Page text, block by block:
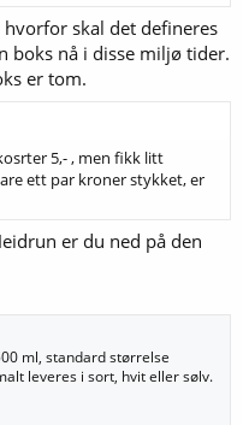
hvorfor skal det defineres
boks nå i disse miljø tider.
er tom.
5,- , men fikk litt
ett par kroner stykket, er
er du ned på den
ml, standard størrelse
leveres i sort, hvit eller sølv.